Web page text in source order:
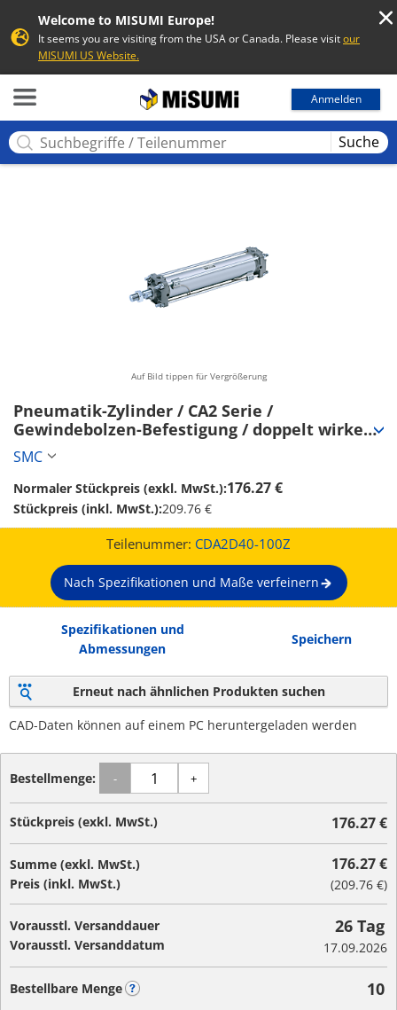
Welcome to MISUMI Europe!
It seems you are visiting from the USA or Canada. Please visitour
MISUMI US Website.
Anmelden
Suche
Auf Bild tippen für Vergrößerung
Pneumatik-Zylinder / CA2 Serie /
Gewindebolzen-Befestigung / doppelt wirkend
/ Kolbenstange einseitig (CDA2D40-100Z)
SMC
Normaler Stückpreis (exkl. MwSt.):176.27 €
Stückpreis (inkl. MwSt.):209.76 €
Teilenummer: CDA2D40-100Z
Nach Spezifikationen und Maße verfeinern
Spezifikationen und
Abmessungen
Speichern
Erneut nach ähnlichen Produkten suchen
CAD-Daten können auf einem PC heruntergeladen werden
Bestellmenge: - +
Stückpreis (exkl. MwSt.) 176.27 €
Summe (exkl. MwSt.)
Preis (inkl. MwSt.)
176.27 €
(209.76 €)
Vorausstl. Versanddauer
Vorausstl. Versanddatum
26 Tag
17.09.2026
Bestellbare Menge 10